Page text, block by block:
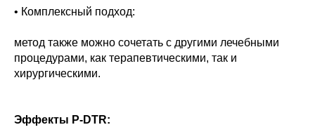
• Комплексный подход:
метод также можно сочетать с другими лечебными
процедурами, как терапевтическими, так и
хирургическими.
Эффекты P-DTR: